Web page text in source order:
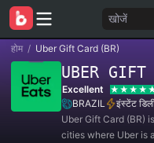
खोजें
होम / Uber Gift Card (BR)
UBER GIFT
Excellent
BRAZIL
इंस्टेंट
Uber Gift Card (BR)
cities where Uber is